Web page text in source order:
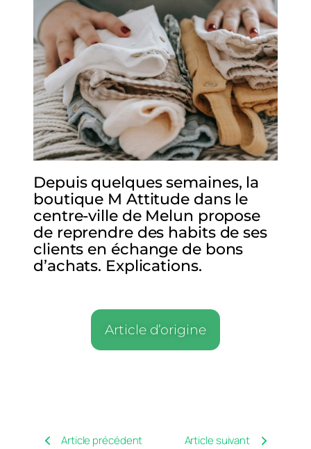
Depuis quelques semaines, la
boutique M Attitude dans le
centre-ville de Melun propose
de reprendre des habits de ses
clients en échange de bons
d’achats. Explications.
Article d’origine
Article précédent Article suivant